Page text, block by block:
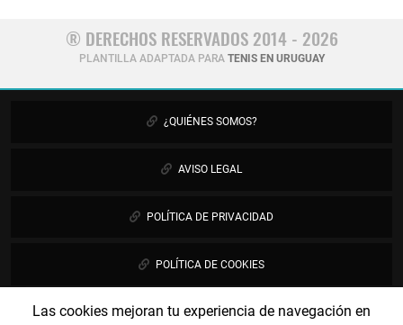
Las cookies mejoran tu experiencia de navegación en
® DERECHOS RESERVADOS 2014 - 2026
PLANTILLA ADAPTADA PARA TENIS EN URUGUAY
¿QUIÉNES SOMOS?
AVISO LEGAL
POLÍTICA DE PRIVACIDAD
POLÍTICA DE COOKIES
PUBLICIDAD